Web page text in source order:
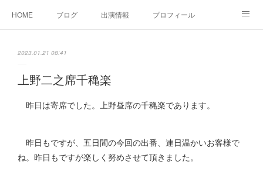
HOME ブログ 出演情報 プロフィール
2023.01.21 08:41
上野二之席千穐楽
昨日は寄席でした。上野昼席の千穐楽であります。
昨日もですが、五日間の今回の出番、連日温かいお客様で
ね。昨日もですが楽しく努めさせて頂きました。